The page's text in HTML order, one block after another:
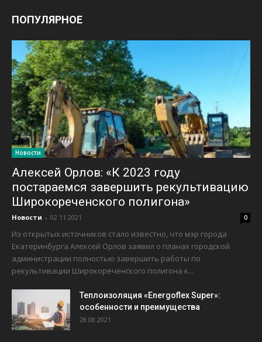
ПОПУЛЯРНОЕ
Новости
Алексей Орлов: «К 2023 году
постараемся завершить рекультивацию
Широкореченского полигона»
Новости - 02.11.2021 0
Из открытых источников стало известно, что мэр города
Екатеринбурга Алексей Орлов заявил о планах городской
администрации полностью завершить работы по
рекультивации Широкореченского полигона к...
Теплоизоляция «Energoflex Super»:
особенности и преимущества
28.08.2021